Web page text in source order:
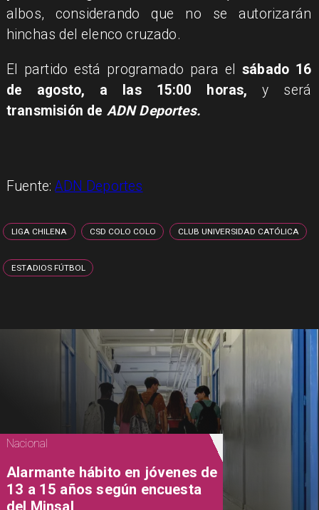
albos, considerando que no se autorizarán
hinchas del elenco cruzado.
El partido está programado para el sábado 16
de agosto, a las 15:00 horas, y será
transmisión de ADN Deportes.
Fuente:ADN Deportes
LIGA CHILENA CSD COLO COLO CLUB UNIVERSIDAD CATÓLICA
ESTADIOS FÚTBOL
Nacional
Alarmante hábito en jóvenes de
13 a 15 años según encuesta